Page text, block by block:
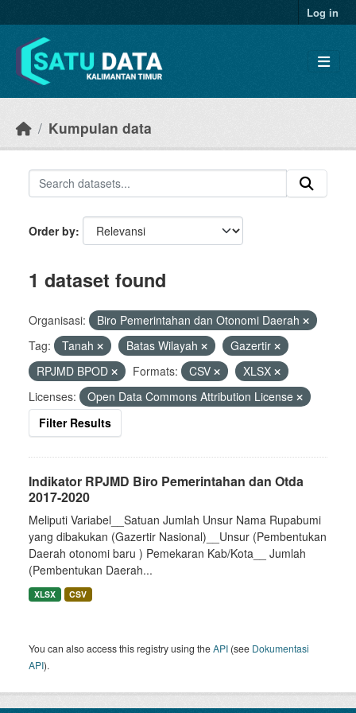
Log in
Kumpulan data
Order by
1 dataset found
Organisasi:
Biro Pemerintahan dan Otonomi Daerah
Tag:
Tanah Batas Wilayah
Gazertir
RPJMD BPOD
Formats: CSV
XLSX
Licenses:
Open Data Commons Attribution License
Filter Results
Indikator RPJMD Biro Pemerintahan dan Otda
2017-2020
Meliputi Variabel__Satuan Jumlah Unsur Nama Rupabumi
yang dibakukan (Gazertir Nasional)__Unsur (Pembentukan
Daerah otonomi baru ) Pemekaran Kab/Kota__ Jumlah
(Pembentukan Daerah...
XLSX CSV
You can also access this registry using theAPI (see Dokumentasi
API).